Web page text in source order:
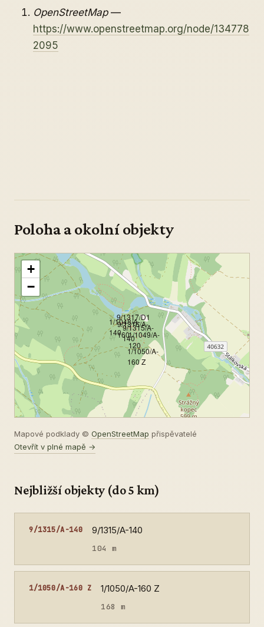
OpenStreetMap—
https://www.openstreetmap.org/node/134778
2095
Poloha a okolní objekty
1/1049/A-
120
9/1315/A-
140
1/1050/A-
160 Z
9/1316/A-
160
9/1317/D1
1/1048/A-
140
+
−
Mapové podklady © OpenStreetMap přispěvatelé
Otevřít v plné mapě →
Nejbližší objekty (do 5 km)
9/1315/A-140 9/1315/A-140
104 m
1/1050/A-160 Z 1/1050/A-160 Z
168 m